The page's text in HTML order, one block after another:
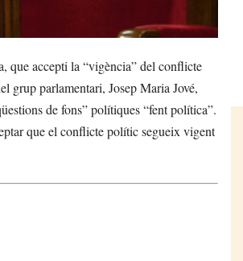
que accepti la “vigència” del conflicte
grup parlamentari, Josep Maria Jové,
de fons” polítiques “fent política”.
que el conflicte polític segueix vigent